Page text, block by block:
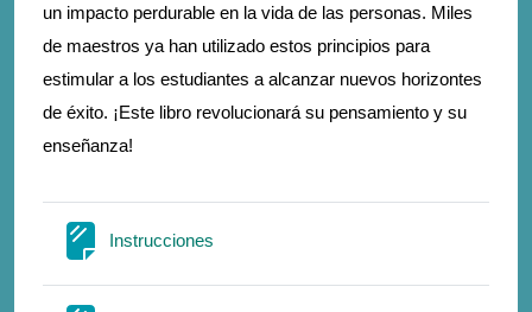
un impacto perdurable en la vida de las personas. Miles
de maestros ya han utilizado estos principios para
estimular a los estudiantes a alcanzar nuevos horizontes
de éxito. ¡Este libro revolucionará su pensamiento y su
enseñanza!
Instrucciones